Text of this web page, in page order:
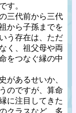
す。
三代前から三代
から子孫までを
う存在は、ただ
く、祖父母や両
をつなぐ縁の中
があるせいか、
のですが、算命
に注目してきた
クラスなど、多